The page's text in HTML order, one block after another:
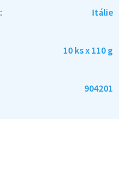
: Itálie
10 ks x 110 g
904201